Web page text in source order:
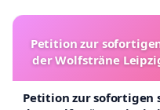
Petition zur
der Wolfsträne
Petition zur sofortigen